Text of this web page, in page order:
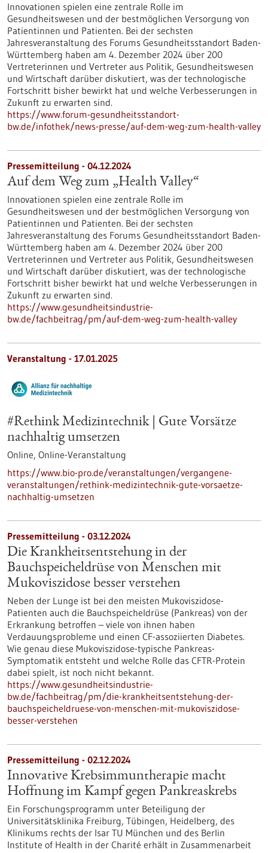
Innovationen spielen eine zentrale Rolle im
Gesundheitswesen und der bestmöglichen Versorgung von
Patientinnen und Patienten. Bei der sechsten
Jahresveranstaltung des Forums Gesundheitsstandort Baden-
Württemberg haben am 4. Dezember 2024 über 200
Vertreterinnen und Vertreter aus Politik, Gesundheitswesen
und Wirtschaft darüber diskutiert, was der technologische
Fortschritt bisher bewirkt hat und welche Verbesserungen in
Zukunft zu erwarten sind.
https://www.forum-gesundheitsstandort-
bw.de/infothek/news-presse/auf-dem-weg-zum-health-valley
Pressemitteilung - 04.12.2024
Auf dem Weg zum „Health Valley“
Innovationen spielen eine zentrale Rolle im
Gesundheitswesen und der bestmöglichen Versorgung von
Patientinnen und Patienten. Bei der sechsten
Jahresveranstaltung des Forums Gesundheitsstandort Baden-
Württemberg haben am 4. Dezember 2024 über 200
Vertreterinnen und Vertreter aus Politik, Gesundheitswesen
und Wirtschaft darüber diskutiert, was der technologische
Fortschritt bisher bewirkt hat und welche Verbesserungen in
Zukunft zu erwarten sind.
https://www.gesundheitsindustrie-
bw.de/fachbeitrag/pm/auf-dem-weg-zum-health-valley
Veranstaltung - 17.01.2025
#Rethink Medizintechnik | Gute Vorsätze
nachhaltig umsetzen
Online, Online-Veranstaltung
https://www.bio-pro.de/veranstaltungen/vergangene-
veranstaltungen/rethink-medizintechnik-gute-vorsaetze-
nachhaltig-umsetzen
Pressemitteilung - 03.12.2024
Die Krankheitsentstehung in der
Bauchspeicheldrüse von Menschen mit
Mukoviszidose besser verstehen
Neben der Lunge ist bei den meisten Mukoviszidose-​
Patienten auch die Bauchspeicheldrüse (Pankreas) von der
Erkrankung betroffen – viele von ihnen haben
Verdauungsprobleme und einen CF-​assoziierten Diabetes.
Wie genau diese Mukoviszidose-​typische Pankreas-​
Symptomatik entsteht und welche Rolle das CFTR-​Protein
dabei spielt, ist noch nicht bekannt.
https://www.gesundheitsindustrie-
bw.de/fachbeitrag/pm/die-krankheitsentstehung-der-
bauchspeicheldruese-von-menschen-mit-mukoviszidose-
besser-verstehen
Pressemitteilung - 02.12.2024
Innovative Krebsimmuntherapie macht
Hoffnung im Kampf gegen Pankreaskrebs
Ein Forschungsprogramm unter Beteiligung der
Universitätsklinika Freiburg, Tübingen, Heidelberg, des
Klinikums rechts der Isar TU München und des Berlin
Institute of Health in der Charité erhält in Zusammenarbeit